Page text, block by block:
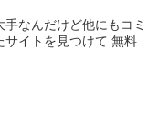
なんだけど他にもコ
イトを見つけて 無料...